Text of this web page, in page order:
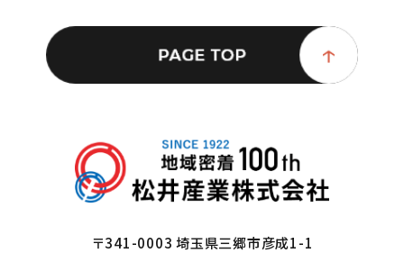
〒341-0003 埼玉県三郷市彦成1-1